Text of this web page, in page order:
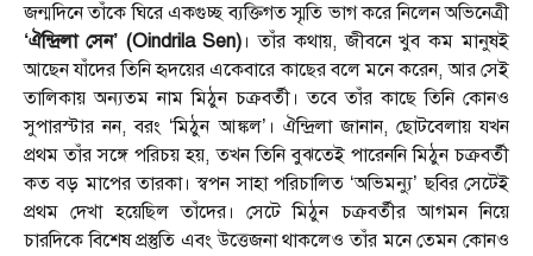
জন্মদিনে তাঁকে ঘিরে একগুচ্ছ ব্যক্তিগত স্মৃতি ভাগ করে নিলেন অভিনেত্রী
‘ঐন্দ্রিলা সেন’ (Oindrila Sen) । তাঁর কথায়, জীবনে খুব কম মানুষই
আছেন যাঁদের তিনি হৃদয়ের একেবারে কাছের বলে মনে করেন, আর সেই
তালিকায় অন্যতম নাম মিঠুন চক্রবর্তী। তবে তাঁর কাছে তিনি কোনও
সুপারস্টার নন, বরং ‘মিঠুন আঙ্কল’। ঐন্দ্রিলা জানান, ছোটবেলায় যখন
প্রথম তাঁর সঙ্গে পরিচয় হয়, তখন তিনি বুঝতেই পারেননি মিঠুন চক্রবর্তী
কত বড় মাপের তারকা। স্বপন সাহা পরিচালিত ‘অভিমন্যু’ ছবির সেটেই
প্রথম দেখা হয়েছিল তাঁদের। সেটে মিঠুন চক্রবর্তীর আগমন নিয়ে
চারদিকে বিশেষ প্রস্তুতি এবং উত্তেজনা থাকলেও তাঁর মনে তেমন কোনও